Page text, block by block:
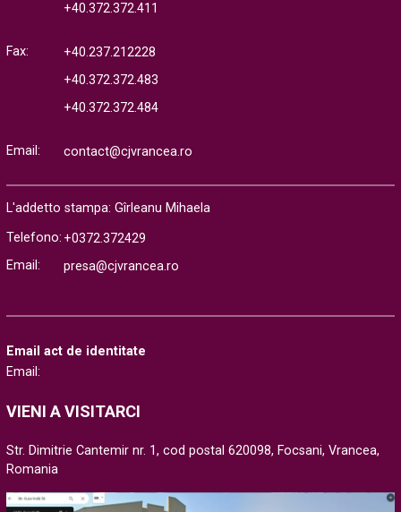
+40.372.372.411
Fax:
+40.237.212228
+40.372.372.483
+40.372.372.484
Email: contact@cjvrancea.ro
L'addetto stampa: Gîrleanu Mihaela
Telefono: +0372.372429
Email:
presa@cjvrancea.ro
Email act de identitate
Email:
VIENI A VISITARCI
Str. Dimitrie Cantemir nr. 1, cod postal 620098, Focsani, Vrancea,
Romania